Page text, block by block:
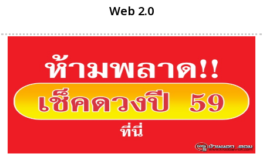
Web 2.0